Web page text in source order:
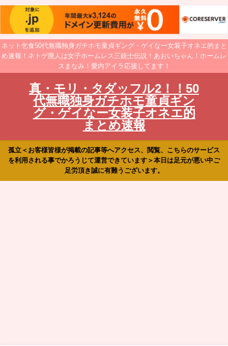
ネット乞食50代無職独身ガチホモ童貞ギング・ゲイなー女装子オネエ的まと
め速報！ネトゲ廃人は女子ホームレス三銃士伝説！あおいちゃん！ホームレ
スまなみ！愛内アイラ応援してます！
真・モリ・タダッフル2！！50
代無職独身ガチホモ童貞ギン
グ・ゲイなー女装子オネエ的
まとめ速報
孤立＜お客様皆様が掲載の記事等へアクセス、閲覧、こちらのサービス
を利用される事でかろうじて運営できています＞本日は足元が悪い中ご
足労頂き誠に有難うございます。